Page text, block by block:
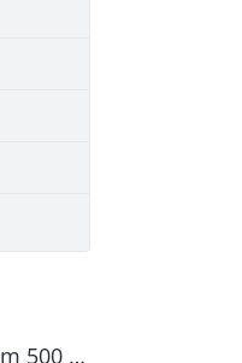
Sanogel |Křemíkogel |Křem 500 ml